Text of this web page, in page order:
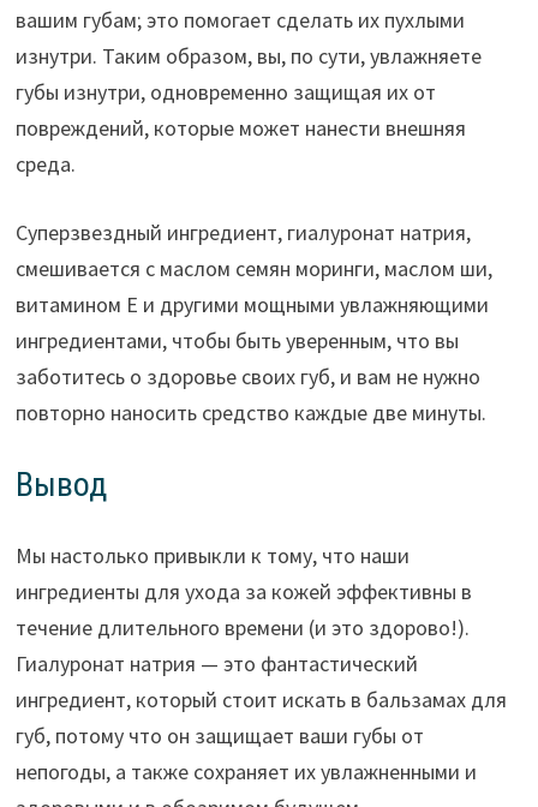
вашим губам; это помогает сделать их пухлыми
изнутри. Таким образом, вы, по сути, увлажняете
губы изнутри, одновременно защищая их от
повреждений, которые может нанести внешняя
среда.
Суперзвездный ингредиент, гиалуронат натрия,
смешивается с маслом семян моринги, маслом ши,
витамином Е и другими мощными увлажняющими
ингредиентами, чтобы быть уверенным, что вы
заботитесь о здоровье своих губ, и вам не нужно
повторно наносить средство каждые две минуты.
Вывод
Мы настолько привыкли к тому, что наши
ингредиенты для ухода за кожей эффективны в
течение длительного времени (и это здорово!).
Гиалуронат натрия — это фантастический
ингредиент, который стоит искать в бальзамах для
губ, потому что он защищает ваши губы от
непогоды, а также сохраняет их увлажненными и